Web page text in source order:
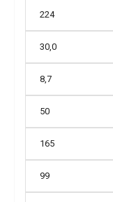
224
30,0
8,7
50
165
99